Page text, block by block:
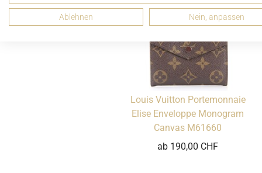
Louis Vuitton Portemonnaie
Elise Enveloppe Monogram
Canvas M61660
ab 190,00 CHF
Ablehnen Nein, anpassen